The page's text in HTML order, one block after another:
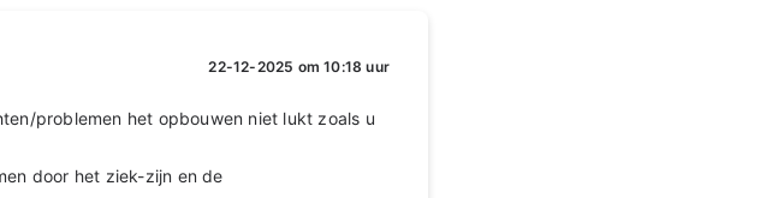
22-12-2025 om 10:18 uur
problemen het opbouwen niet lukt zoals u
door het ziek-zijn en de